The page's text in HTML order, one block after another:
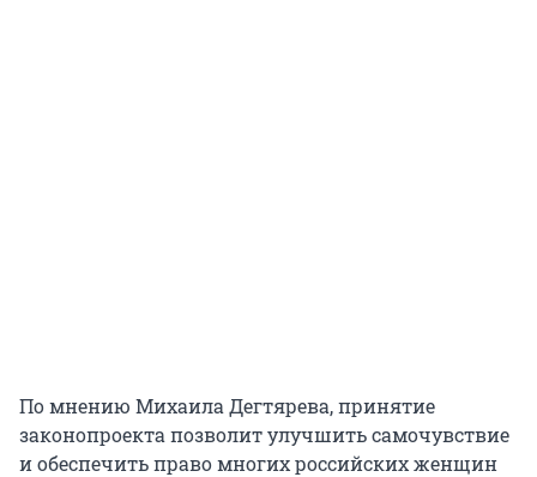
По мнению Михаила Дегтярева, принятие
законопроекта позволит улучшить самочувствие
и обеспечить право многих российских женщин